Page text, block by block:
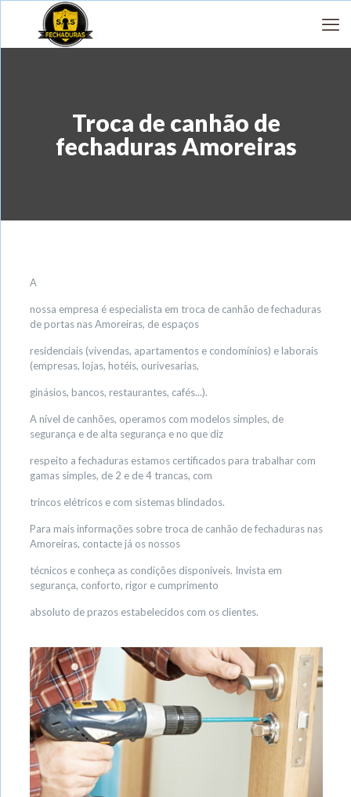
Troca de canhão de
fechaduras Amoreiras
A
nossa empresa é especialista em troca de canhão de fechaduras
de portas nas Amoreiras, de espaços
residenciais (vivendas, apartamentos e condomínios) e laborais
(empresas, lojas, hotéis, ourivesarias,
ginásios, bancos, restaurantes, cafés...).
A nível de canhões, operamos com modelos simples, de
segurança e de alta segurança e no que diz
respeito a fechaduras estamos certificados para trabalhar com
gamas simples, de 2 e de 4 trancas, com
trincos elétricos e com sistemas blindados.
Para mais informações sobre troca de canhão de fechaduras nas
Amoreiras, contacte já os nossos
técnicos e conheça as condições disponíveis. Invista em
segurança, conforto, rigor e cumprimento
absoluto de prazos estabelecidos com os clientes.